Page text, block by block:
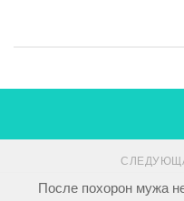
После похорон мужа